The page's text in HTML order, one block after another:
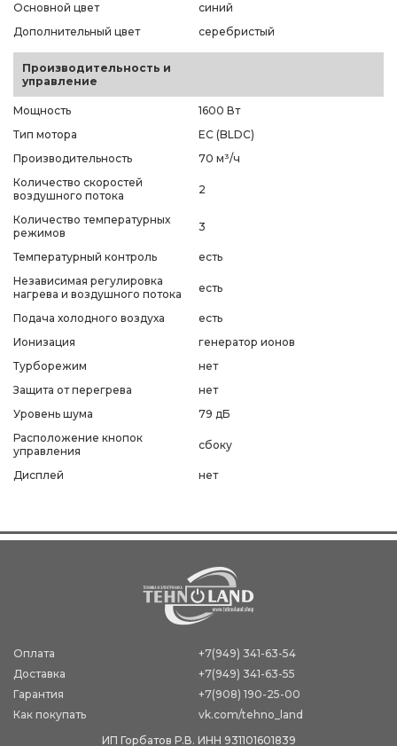
Основной цвет
синий
Дополнительный цвет
серебристый
Производительность и
управление
Мощность
1600 Вт
Тип мотора
EC (BLDC)
Производительность
70 м³/ч
Количество скоростей
воздушного потока
2
Количество температурных
режимов
3
Температурный контроль
есть
Независимая регулировка
нагрева и воздушного потока
есть
Подача холодного воздуха
есть
Ионизация
генератор ионов
Турборежим
нет
Защита от перегрева
нет
Уровень шума
79 дБ
Расположение кнопок
управления
сбоку
Дисплей нет
Оплата
Доставка
Гарантия
Как покупать
+7(949) 341-63-54
+7(949) 341-63-55
+7(908) 190-25-00
vk.com/tehno_land
ИП Горбатов Р.В. ИНН 931101601839